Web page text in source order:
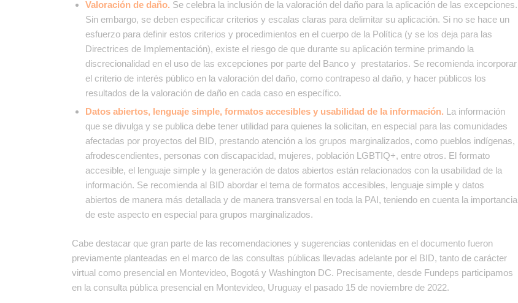
Valoración de daño. Se celebra la inclusión de la valoración del daño para la aplicación de las excepciones.
Sin embargo, se deben especificar criterios y escalas claras para delimitar su aplicación. Si no se hace un
esfuerzo para definir estos criterios y procedimientos en el cuerpo de la Política (y se los deja para las
Directrices de Implementación), existe el riesgo de que durante su aplicación termine primando la
discrecionalidad en el uso de las excepciones por parte del Banco y prestatarios. Se recomienda incorporar
el criterio de interés público en la valoración del daño, como contrapeso al daño, y hacer públicos los
resultados de la valoración de daño en cada caso en específico.
Datos abiertos, lenguaje simple, formatos accesibles y usabilidad de la información. La información
que se divulga y se publica debe tener utilidad para quienes la solicitan, en especial para las comunidades
afectadas por proyectos del BID, prestando atención a los grupos marginalizados, como pueblos indígenas,
afrodescendientes, personas con discapacidad, mujeres, población LGBTIQ+, entre otros. El formato
accesible, el lenguaje simple y la generación de datos abiertos están relacionados con la usabilidad de la
información. Se recomienda al BID abordar el tema de formatos accesibles, lenguaje simple y datos
abiertos de manera más detallada y de manera transversal en toda la PAI, teniendo en cuenta la importancia
de este aspecto en especial para grupos marginalizados.
Cabe destacar que gran parte de las recomendaciones y sugerencias contenidas en el documento fueron
previamente planteadas en el marco de las consultas públicas llevadas adelante por el BID, tanto de carácter
virtual como presencial en Montevideo, Bogotá y Washington DC. Precisamente, desde Fundeps participamos
en la consulta pública presencial en Montevideo, Uruguay el pasado 15 de noviembre de 2022.